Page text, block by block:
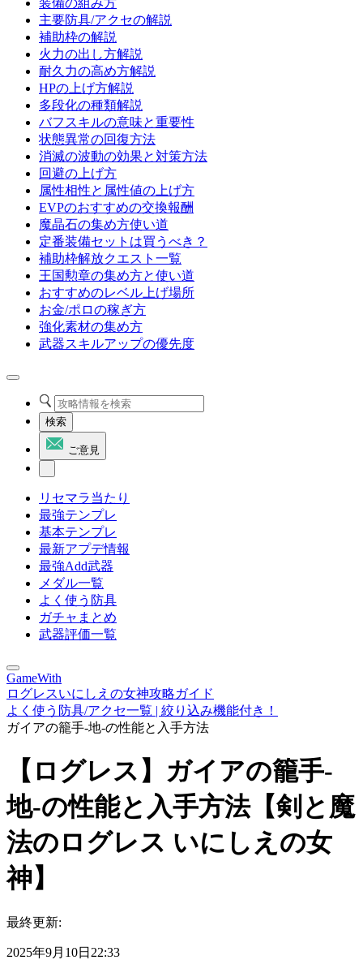
装備の組み方
主要防具/アクセの解説
補助枠の解説
火力の出し方解説
耐久力の高め方解説
HPの上げ方解説
多段化の種類解説
バフスキルの意味と重要性
状態異常の回復方法
消滅の波動の効果と対策方法
回避の上げ方
属性相性と属性値の上げ方
EVPのおすすめの交換報酬
魔晶石の集め方使い道
定番装備セットは買うべき？
補助枠解放クエスト一覧
王国勲章の集め方と使い道
おすすめのレベル上げ場所
お金/ポロの稼ぎ方
強化素材の集め方
武器スキルアップの優先度
検索
ご意見
リセマラ当たり
最強テンプレ
基本テンプレ
最新アプデ情報
最強Add武器
メダル一覧
よく使う防具
ガチャまとめ
武器評価一覧
GameWith
ログレスいにしえの女神攻略ガイド
よく使う防具/アクセ一覧 | 絞り込み機能付き！
ガイアの籠手-地-の性能と入手方法
【ログレス】ガイアの籠手-
地-の性能と入手方法【剣と魔
法のログレス いにしえの女
神】
最終更新:
2025年9月10日22:33